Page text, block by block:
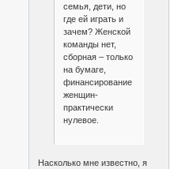
семья, дети, но
где ей играть и
зачем? Женской
команды нет,
сборная – только
на бумаге,
финансирование
женщин-
практически
нулевое.
Насколько мне известно, я